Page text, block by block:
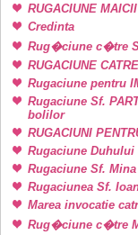
RUGACIUNE
Credinta
Rug�ciune c�tre
RUGACIUNE
Rugaciune pentru
Rugaciune Sf.
bolilor
RUGACIUNI
Rugaciune Duhului
Rugaciune Sf. Mina
Rugaciunea Sf.
Marea invocatie
Rug�ciune c�tre